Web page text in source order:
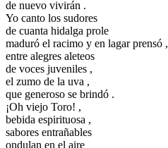
de nuevo vivirán .
Yo canto los sudores
de cuanta hidalga prole
maduró el racimo y en lagar prensó ,
entre alegres aleteos
de voces juveniles ,
el zumo de la uva ,
que generoso se brindó .
¡Oh viejo Toro! ,
bebida espirituosa ,
sabores entrañables
ondulan en el aire